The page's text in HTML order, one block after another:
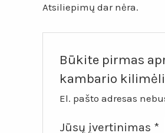
Atsiliepimų dar nėra.
Būkite pirmas
kambario
El. pašto adresas
Jūsų įvertinimas *